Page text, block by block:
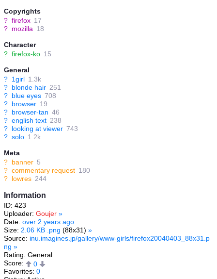
Copyrights
? firefox 17
? mozilla 18
Character
? firefox-ko 15
General
? 1girl 1.3k
? blonde hair 251
? blue eyes 708
? browser 19
? browser-tan 46
? english text 238
? looking at viewer 743
? solo 1.2k
Meta
? banner 5
? commentary request 180
? lowres 244
Information
ID: 423
Uploader: Goujer »
Date: over 2 years ago
Size: 2.06 KB .png (88x31) »
Source: inu.imagines.jp/gallery/www-girls/firefox20040403_88x31.p
ng »
Rating: General
Score:
0
Favorites: 0